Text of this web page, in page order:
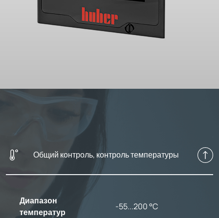
Общий контроль, контроль температуры
Диапазон
температур
-55...200 °C